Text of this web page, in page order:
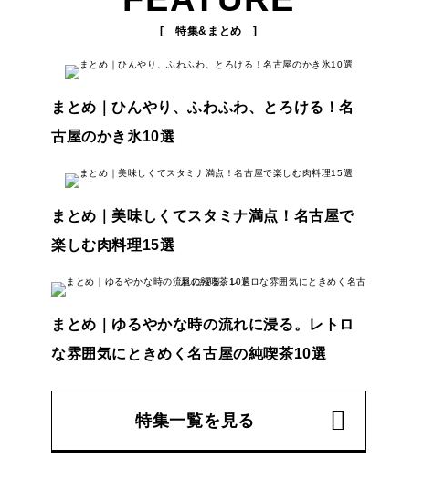
[ 特集&まとめ ]
まとめ｜ひんやり、ふわふわ、とろける！名
古屋のかき氷10選
まとめ｜美味しくてスタミナ満点！名古屋で
楽しむ肉料理15選
まとめ｜ゆるやかな時の流れに浸る。レトロ
な雰囲気にときめく名古屋の純喫茶10選
特集一覧を見る